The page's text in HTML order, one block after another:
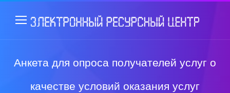
Анкета для опроса получателей услуг о
качестве условий оказания услуг